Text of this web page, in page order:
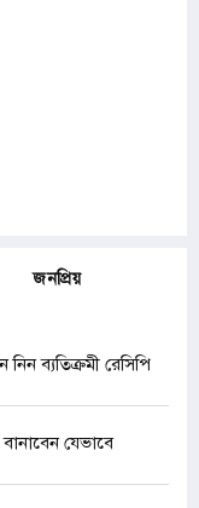
জনপ্রিয়
ব্যতিক্রমী রেসিপি
যেভাবে